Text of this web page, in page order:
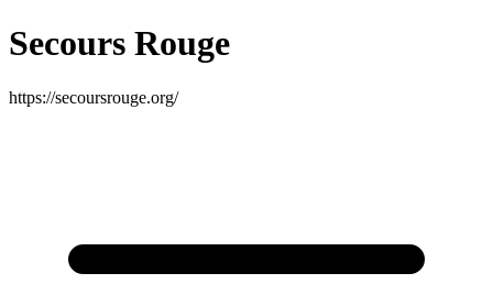
Secours Rouge
https://secoursrouge.org/